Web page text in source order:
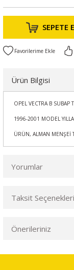
SEPETE
Ürün Bilgisi
OPEL VECTRA B SUBAP
1996-2001 MODEL
ÜRÜN, ALMAN MENŞEİ
Yorumlar
Taksit Seçenekleri
Önerileriniz
Bu ürünün fiyat
konularda